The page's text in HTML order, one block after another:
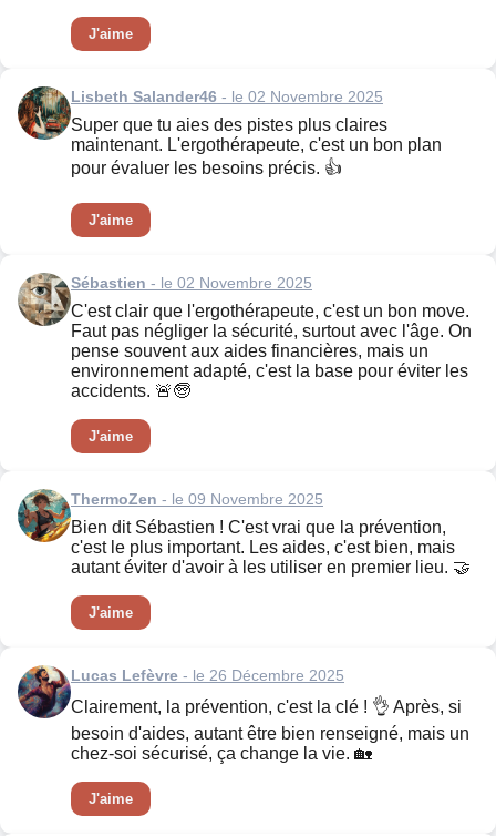
J'aime
Lisbeth Salander46 - le 02 Novembre 2025
Super que tu aies des pistes plus claires
maintenant. L'ergothérapeute, c'est un bon plan
pour évaluer les besoins précis. 👍
J'aime
Sébastien - le 02 Novembre 2025
C'est clair que l'ergothérapeute, c'est un bon move.
Faut pas négliger la sécurité, surtout avec l'âge. On
pense souvent aux aides financières, mais un
environnement adapté, c'est la base pour éviter les
accidents. 🚨🧓
J'aime
ThermoZen - le 09 Novembre 2025
Bien dit Sébastien ! C'est vrai que la prévention,
c'est le plus important. Les aides, c'est bien, mais
autant éviter d'avoir à les utiliser en premier lieu. 🤝
J'aime
Lucas Lefèvre - le 26 Décembre 2025
Clairement, la prévention, c'est la clé ! 👌 Après, si
besoin d'aides, autant être bien renseigné, mais un
chez-soi sécurisé, ça change la vie. 🏡
J'aime